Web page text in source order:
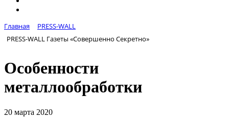
Главная
PRESS-WALL
PRESS-WALL Газеты «Совершенно Секретно»
Особенности
металлообработки
20 марта 2020